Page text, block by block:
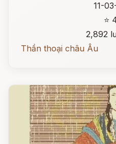
11-
⭐
2,892
Thần thoại châu Âu